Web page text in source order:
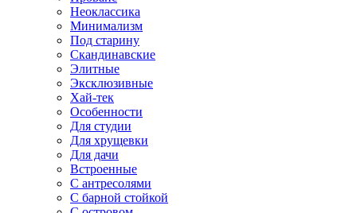
Неоклассика
Минимализм
Под старину
Скандинавские
Элитные
Эксклюзивные
Хай-тек
Особенности
Для студии
Для хрущевки
Для дачи
Встроенные
С антресолями
С барной стойкой